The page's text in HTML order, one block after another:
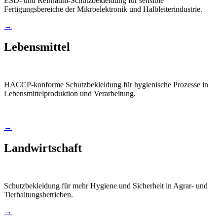
Fertigungsbereiche der Mikroelektronik und Halbleiterindustrie.
→
Lebensmittel
HACCP-konforme Schutzbekleidung für hygienische Prozesse in
Lebensmittelproduktion und Verarbeitung.
→
Landwirtschaft
Schutzbekleidung für mehr Hygiene und Sicherheit in Agrar- und
Tierhaltungsbetrieben.
→